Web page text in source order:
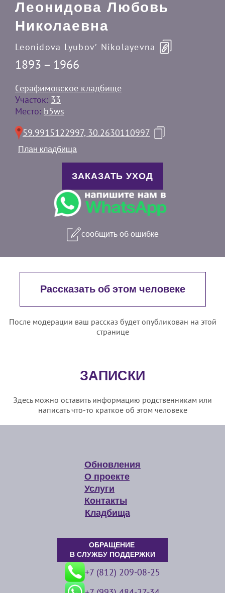
Леонидова Любовь
Николаевна
Leonidova Lyubovʹ Nikolayevna
1893 – 1966
Серафимовское кладбище
Участок: 33
Место: b5ws
59.9915122997, 30.2630110997
План кладбища
ЗАКАЗАТЬ УХОД
сообщить об ошибке
Рассказать об этом человеке
После модерации ваш рассказ будет опубликован на этой
странице
ЗАПИСКИ
Здесь можно оставить информацию родственникам или
написать что-то краткое об этом человеке
Обновления
О проекте
Услуги
Контакты
Кладбища
ОБРАЩЕНИЕ
В СЛУЖБУ ПОДДЕРЖКИ
+7 (812) 209-08-25